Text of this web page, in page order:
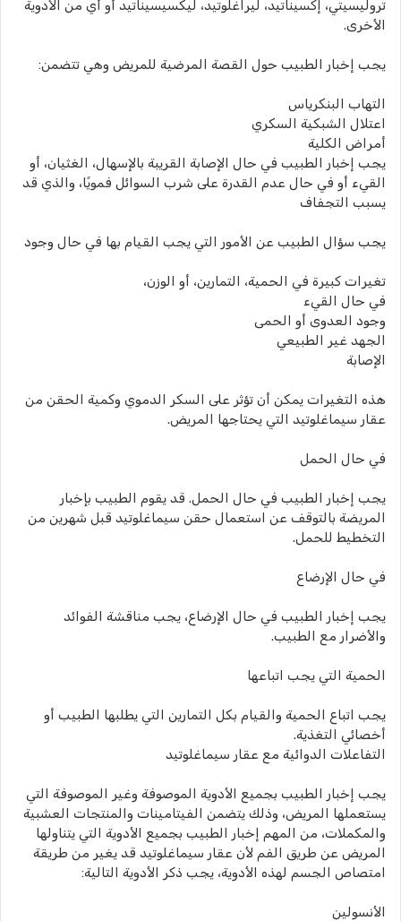
تروليسيتي، إكسيناتيد، ليراغلوتيد، ليكسيسيناتيد أو أي من الأدوية
الأخرى.
يجب إخبار الطبيب حول القصة المرضية للمريض وهي تتضمن:
التهاب البنكرياس
اعتلال الشبكية السكري
أمراض الكلية
يجب إخبار الطبيب في حال الإصابة القريبة بالإسهال، الغثيان، أو
القيء أو في حال عدم القدرة على شرب السوائل فمويًا، والذي قد
يسبب التجفاف
يجب سؤال الطبيب عن الأمور التي يجب القيام بها في حال وجود
تغيرات كبيرة في الحمية، التمارين، أو الوزن،
في حال القيء
وجود العدوى أو الحمى
الجهد غير الطبيعي
الإصابة
هذه التغيرات يمكن أن تؤثر على السكر الدموي وكمية الحقن من
عقار سيماغلوتيد التي يحتاجها المريض.
في حال الحمل
يجب إخبار الطبيب في حال الحمل. قد يقوم الطبيب بإخبار
المريضة بالتوقف عن استعمال حقن سيماغلوتيد قبل شهرين من
التخطيط للحمل.
في حال الإرضاع
يجب إخبار الطبيب في حال الإرضاع، يجب مناقشة الفوائد
والأضرار مع الطبيب.
الحمية التي يجب اتباعها
يجب اتباع الحمية والقيام بكل التمارين التي يطلبها الطبيب أو
أخصائي التغذية.
التفاعلات الدوائية مع عقار سيماغلوتيد
يجب إخبار الطبيب بجميع الأدوية الموصوفة وغير الموصوفة التي
يستعملها المريض، وذلك يتضمن الفيتامينات والمنتجات العشبية
والمكملات، من المهم إخبار الطبيب بجميع الأدوية التي يتناولها
المريض عن طريق الفم لأن عقار سيماغلوتيد قد يغير من طريقة
امتصاص الجسم لهذه الأدوية، يجب ذكر الأدوية التالية:
الأنسولين